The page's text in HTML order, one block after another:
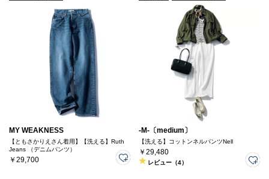
MY WEAKNESS
【ともさかりえさん着用】【洗える】Ruth
Jeans （デニムパンツ）
￥29,700
-M-〔medium〕
【洗える】コットンネルパンツNell
￥29,480
レビュー（4）